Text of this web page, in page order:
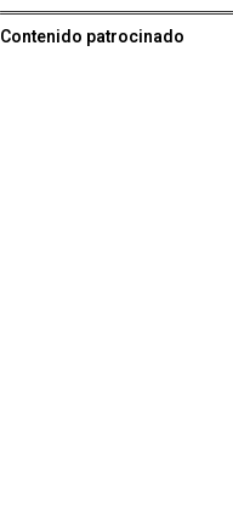
Contenido patrocinado